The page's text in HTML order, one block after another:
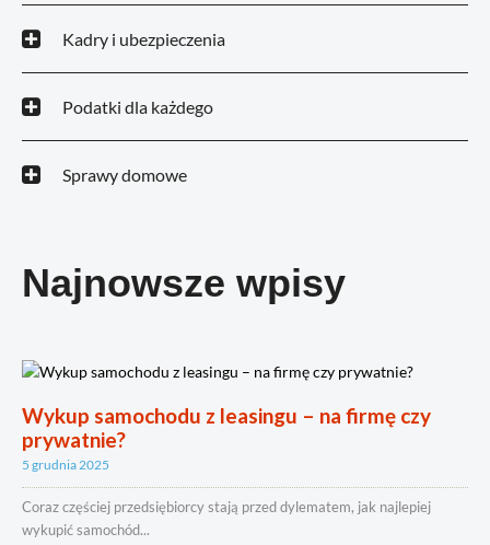
Kadry i ubezpieczenia
Podatki dla każdego
Sprawy domowe
Najnowsze wpisy
Wykup samochodu z leasingu – na firmę czy
prywatnie?
5 grudnia 2025
Coraz częściej przedsiębiorcy stają przed dylematem, jak najlepiej
wykupić samochód...